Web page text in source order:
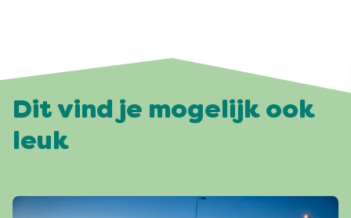
Dit vind je mogelijk ook
leuk